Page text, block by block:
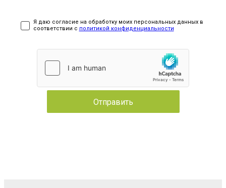
Я даю согласие на обработку моих персональных данных в
соответствии с политикой конфиденциальности